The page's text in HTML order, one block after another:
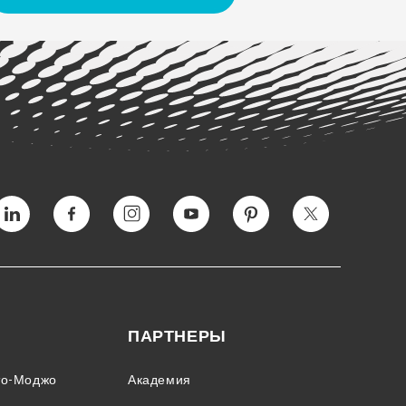
Facebook InstagramYouTube ПинтересTwitter
Моджо
ПАРТНЕРЫ
Академия